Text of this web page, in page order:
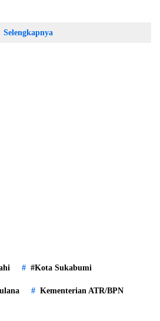
Selengkapnya
#Kota Sukabumi
Kementerian ATR/BPN